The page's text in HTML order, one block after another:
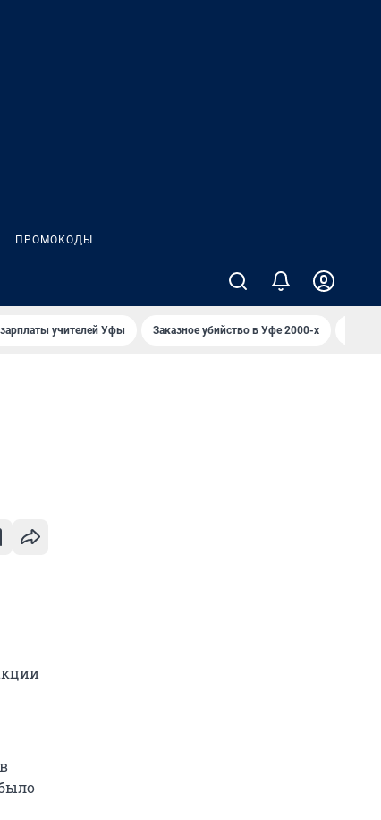
ПРОМОКОДЫ
учителей Уфы Заказное убийство в Уфе 2000-х